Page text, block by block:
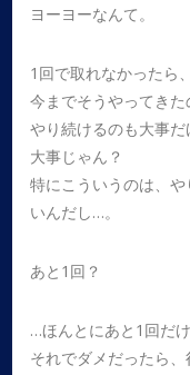
ヨーヨーなんて。
1回で取れなかったら
今までそうやってきた
やり続けるのも大事
大事じゃん？
特にこういうのは、
いんだし…。
あと1回？
…ほんとにあと1回だ
それでダメだったら、